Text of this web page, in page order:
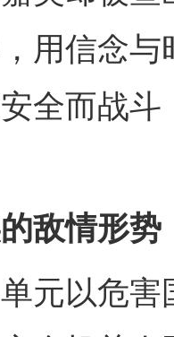
用信念
全而战
敌情形势
以危害